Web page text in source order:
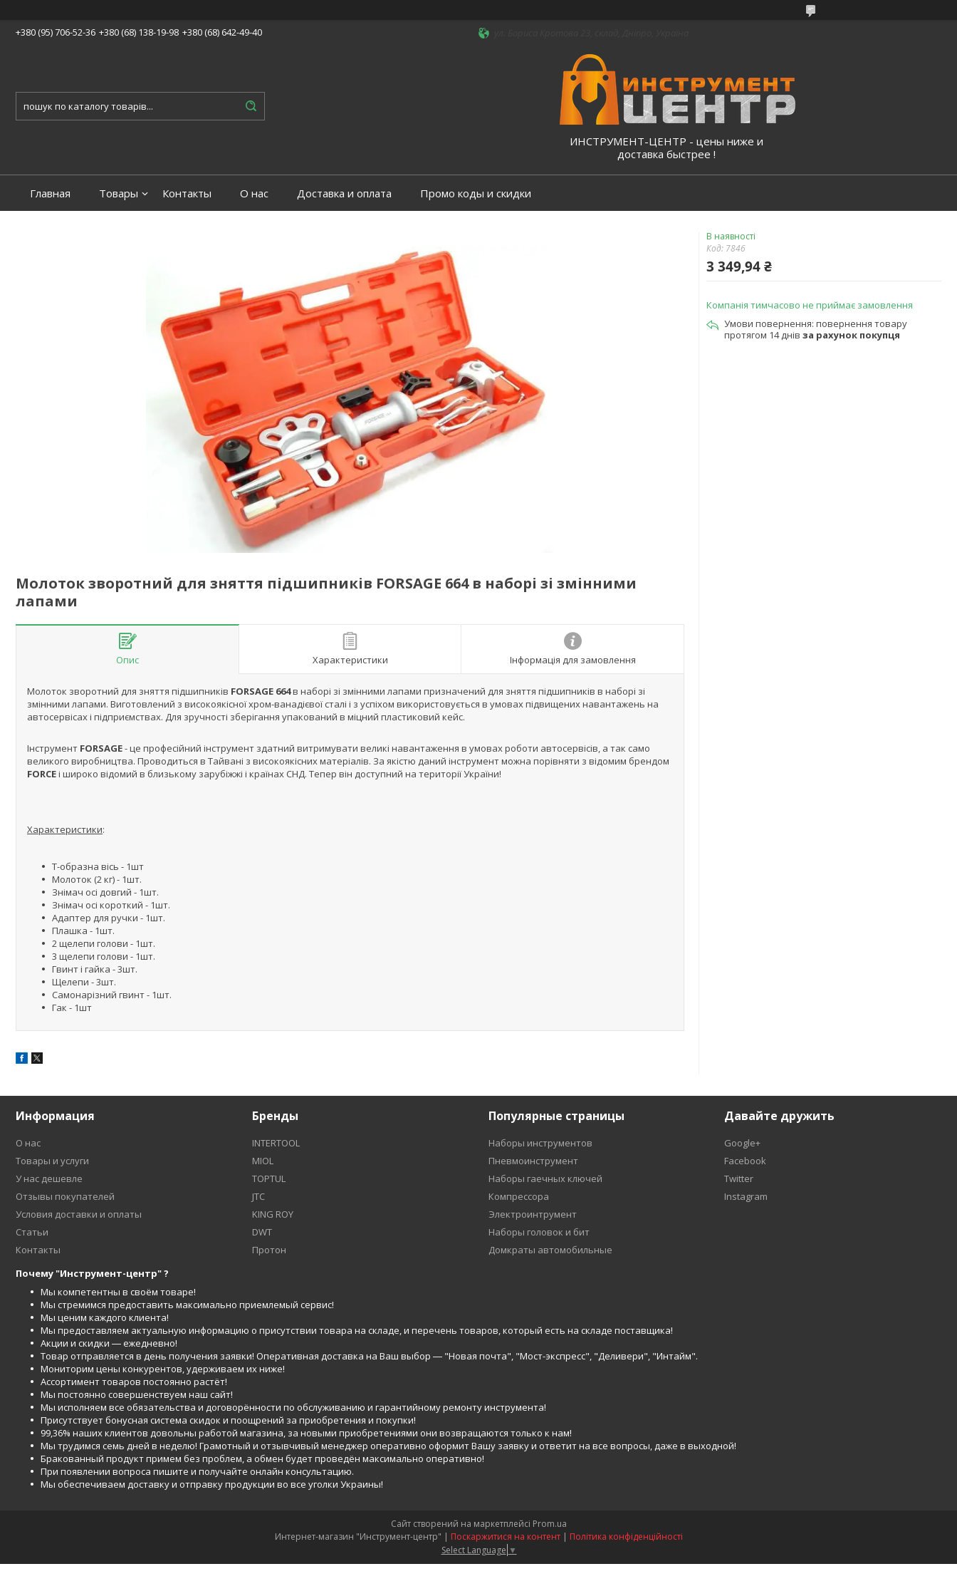
+380 (95) 706-52-36 +380 (68) 138-19-98 +380 (68) 642-49-40
ИНСТРУМЕНТ-ЦЕНТР - цены ниже и
доставка быстрее !
Главная Товары Контакты О нас Доставка и оплата Промо коды и скидки
Молоток зворотний для зняття підшипників FORSAGE 664 в наборі зі змінними
лапами
Опис Характеристики Інформація для замовлення
Молоток зворотний для зняття підшипників FORSAGE 664в наборі зі змінними лапами призначений для зняття підшипників в наборі зі
змінними лапами. Виготовлений з високоякісної хром-ванадієвої сталі і з успіхом використовується в умовах підвищених навантажень на
автосервісах і підприємствах. Для зручності зберігання упакований в міцний пластиковий кейс.
Інструмент FORSAGE- це професійний інструмент здатний витримувати великі навантаження в умовах роботи автосервісів, а так само
великого виробництва. Проводиться в Тайвані з високоякісних матеріалів. За якістю даний інструмент можна порівняти з відомим брендом
FORCEі широко відомий в близькому зарубіжжі і країнах СНД. Тепер він доступний на території України!
Характеристики:
T-образна вісь - 1шт
Молоток (2 кг) - 1шт.
Знімач осі довгий - 1шт.
Знімач осі короткий - 1шт.
Адаптер для ручки - 1шт.
Плашка - 1шт.
2 щелепи голови - 1шт.
3 щелепи голови - 1шт.
Гвинт і гайка - 3шт.
Щелепи - 3шт.
Самонарізний гвинт - 1шт.
Гак - 1шт
В наявності
Код: 7846
3 349,94 ₴
Компанія тимчасово не приймає замовлення
повернення товару
протягом 14 днів за рахунок покупця
Информация
О нас
Товары и услуги
У нас дешевле
Отзывы покупателей
Условия доставки и оплаты
Статьи
Контакты
Бренды
INTERTOOL
MIOL
TOPTUL
JTC
KING ROY
DWT
Протон
Популярные страницы
Наборы инструментов
Пневмоинструмент
Наборы гаечных ключей
Компрессора
Электроинтрумент
Наборы головок и бит
Домкраты автомобильные
Давайте дружить
Google+
Facebook
Twitter
Instagram
Почему "Инструмент-центр" ?
Мы компетентны в своём товаре!
Мы стремимся предоставить максимально приемлемый сервис!
Мы ценим каждого клиента!
Мы предоставляем актуальную информацию о присутствии товара на складе, и перечень товаров, который есть на складе поставщика!
Акции и скидки ― ежедневно!
Товар отправляется в день получения заявки! Оперативная доставка на Ваш выбор ― "Новая почта", "Мост-экспресс", "Деливери", "Интайм".
Мониторим цены конкурентов, удерживаем их ниже!
Ассортимент товаров постоянно растёт!
Мы постоянно совершенствуем наш сайт!
Мы исполняем все обязательства и договорённости по обслуживанию и гарантийному ремонту инструмента!
Присутствует бонусная система скидок и поощрений за приобретения и покупки!
99,36% наших клиентов довольны работой магазина, за новыми приобретениями они возвращаются только к нам!
Мы трудимся семь дней в неделю! Грамотный и отзывчивый менеджер оперативно оформит Вашу заявку и ответит на все вопросы, даже в выходной!
Бракованный продукт примем без проблем, а обмен будет проведён максимально оперативно!
При появлении вопроса пишите и получайте онлайн консультацию.
Мы обеспечиваем доставку и отправку продукции во все уголки Украины!
Сайт створений на маркетплейсі Prom.ua
Интернет-магазин "Инструмент-центр" | Поскаржитися на контент | Політика конфіденційності
Select Language ▼